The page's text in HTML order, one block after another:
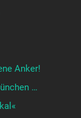
Anker!
…